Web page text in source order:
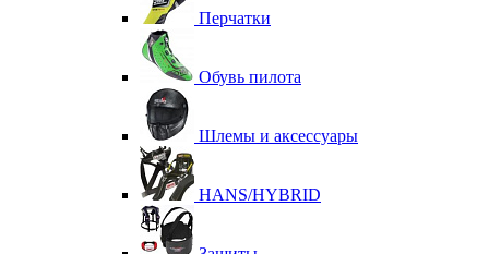
Перчатки
Обувь пилота
Шлемы и аксессуары
HANS/HYBRID